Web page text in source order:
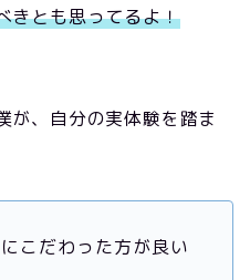
きとも思ってるよ！
が、自分の実体験を踏ま
こだわった方が良い